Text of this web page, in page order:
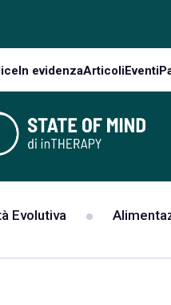
In evidenzaArticoliEventi
Evolutiva